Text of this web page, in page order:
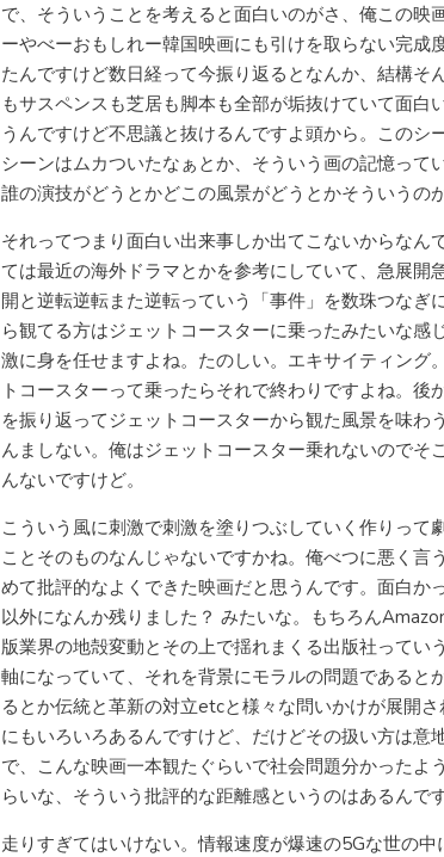
で、そういうことを考えると面白いのがさ、俺この映
ーやべーおもしれー韓国映画にも引けを取らない完成
たんですけど数日経って今振り返るとなんか、結構そ
もサスペンスも芝居も脚本も全部が垢抜けていて面白
うんですけど不思議と抜けるんですよ頭から。このシ
シーンはムカついたなぁとか、そういう画の記憶って
誰の演技がどうとかどこの風景がどうとかそういうのが
それってつまり面白い出来事しか出てこないからなん
ては最近の海外ドラマとかを参考にしていて、急展開
開と逆転逆転また逆転っていう「事件」を数珠つなぎ
ら観てる方はジェットコースターに乗ったみたいな感
激に身を任せますよね。たのしい。エキサイティング
トコースターって乗ったらそれで終わりですよね。後
を振り返ってジェットコースターから観た風景を味わ
んましない。俺はジェットコースター乗れないのでそ
んないですけど。
こういう風に刺激で刺激を塗りつぶしていく作りって
ことそのものなんじゃないですかね。俺べつに悪く言
めて批評的なよくできた映画だと思うんです。面白か
以外になんか残りました？ みたいな。もちろん
版業界の地殻変動とその上で揺れまくる出版社ってい
軸になっていて、それを背景にモラルの問題であると
るとか伝統と革新の対立etcと様々な問いかけが展開
にもいろいろあるんですけど、だけどその扱い方は意
で、こんな映画一本観たぐらいで社会問題分かったよ
らいな、そういう批評的な距離感というのはあるんです
走りすぎてはいけない。情報速度が爆速の5Gな世の